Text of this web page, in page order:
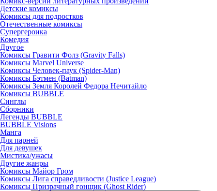
Детские комиксы
Комиксы для подростков
Отечественные комиксы
Супергероика
Комедия
Другое
Комиксы Гравити Фолз (Gravity Falls)
Комиксы Marvel Universe
Комиксы Человек-паук (Spider-Man)
Комиксы Бэтмен (Batman)
Комиксы Земля Королей Федора Нечитайло
Комиксы BUBBLE
Синглы
Сборники
Легенды BUBBLE
BUBBLE Visions
Манга
Для парней
Для девушек
Мистика/ужасы
Другие жанры
Комиксы Майор Гром
Комиксы Лига справедливости (Justice League)
Комиксы Призрачный гонщик (Ghost Rider)